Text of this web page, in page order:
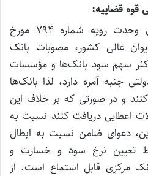
قوه قضاییه:
با توجه به این‌که وفق رأی وحدت رویه شماره ۷۹۴ مورخ
دیوان عالی کشور، مصوبات بانک
سهم سود بانک‌ها و مؤسسات
جنبه آمره دارد، لذا بانک‌ها
و در صورتی که بر خلاف این
اعطایی دریافت کنند نسبت به
دعوای ضامن نسبت به ابطال
نرخ سود و خسارت و
مرکزی قابل استماع است. از